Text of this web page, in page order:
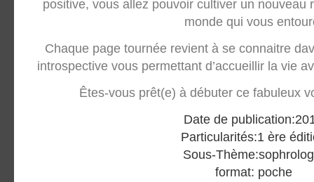
positive, vous allez pouvoir cultiver un nouveau
monde qui vous
Chaque page tournée revient à se connaitre
introspective vous permettant d’accueillir la vie
Êtes-vous prêt(e) à débuter ce fabuleux
Date de
Particularités:1 ère
Sous-
format: poche